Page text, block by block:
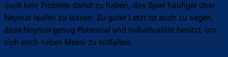
auch kein Problem damit zu haben, das Spiel häufiger über
Neymar laufen zu lassen. Zu guter Letzt ist auch zu sagen,
dass Neymar genug Potenzial und Individualität besitzt, um
sich auch neben Messi zu entfalten.